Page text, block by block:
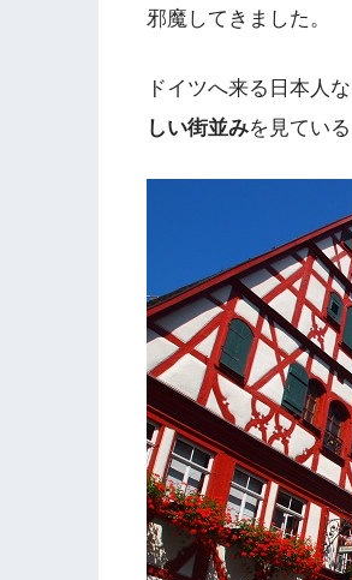
邪魔してきました。
ドイツへ来る日本人
しい街並みを見てい